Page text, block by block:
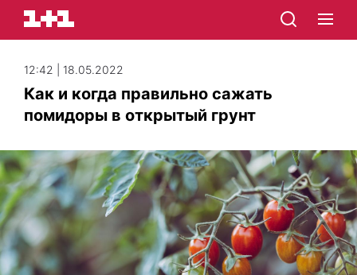
12:42 | 18.05.2022
Как и когда правильно сажать
помидоры в открытый грунт